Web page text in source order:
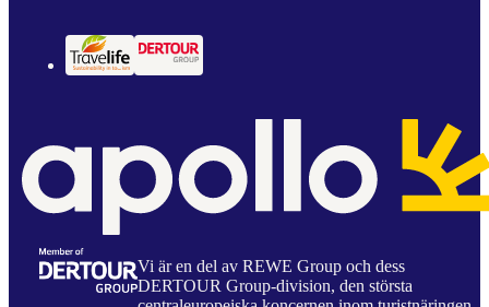
Vi är en del av REWE Group och dess
DERTOUR Group-division, den största